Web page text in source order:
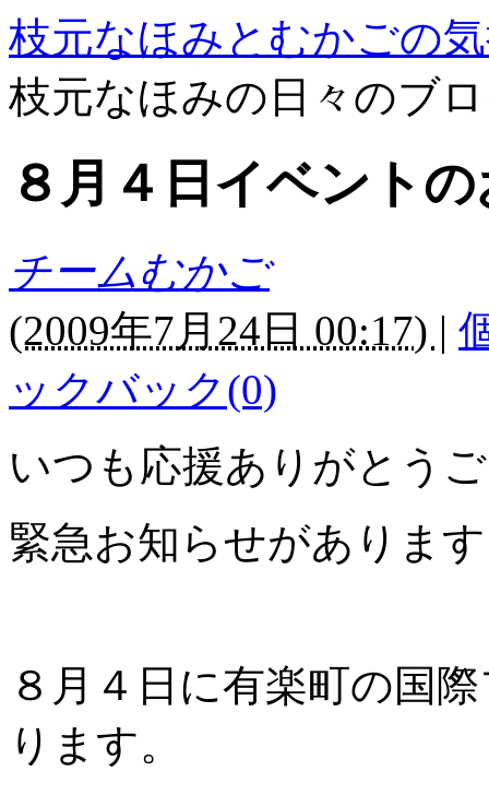
枝元なほみとむかごの
枝元なほみの日々のブ
８月４日イベント
チームむかご
(2009年7月24日 00:17) |
ックバック(0)
いつも応援ありがとう
緊急お知らせがありま
８月４日に有楽町の国
ります。